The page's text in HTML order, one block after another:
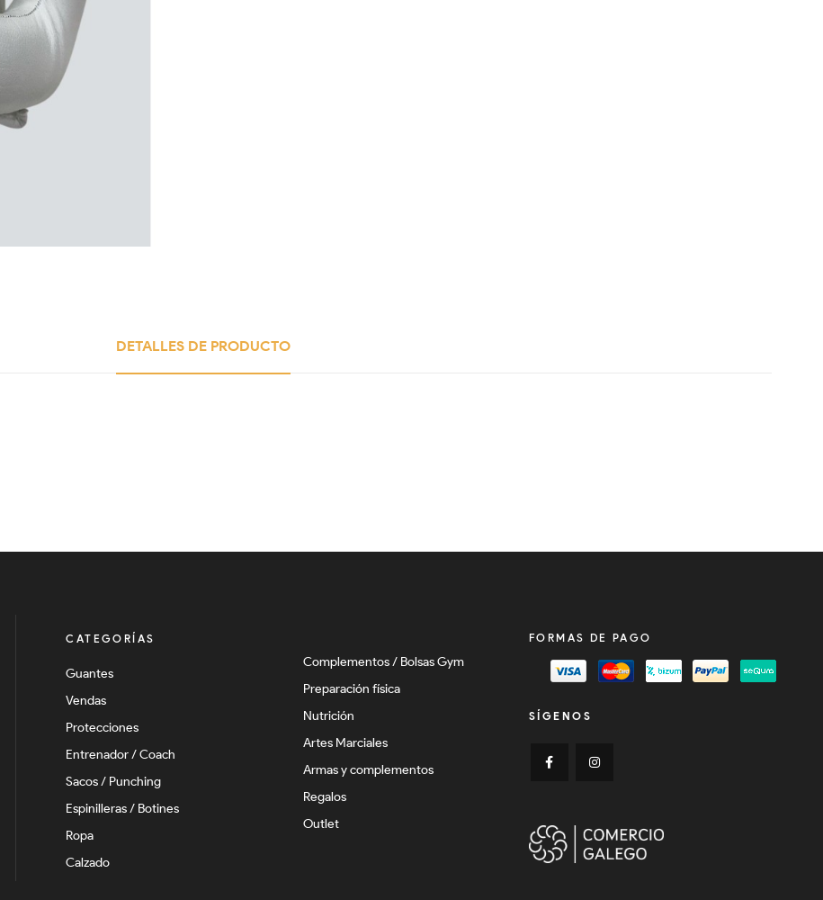
DETALLES DE PRODUCTO
CATEGORÍAS
Guantes
Vendas
Protecciones
Entrenador / Coach
Sacos / Punching
Espinilleras / Botines
Ropa
Calzado
Complementos / Bolsas Gym
Preparación física
Nutrición
Artes Marciales
Armas y complementos
Regalos
Outlet
FORMAS DE PAGO
SÍGENOS